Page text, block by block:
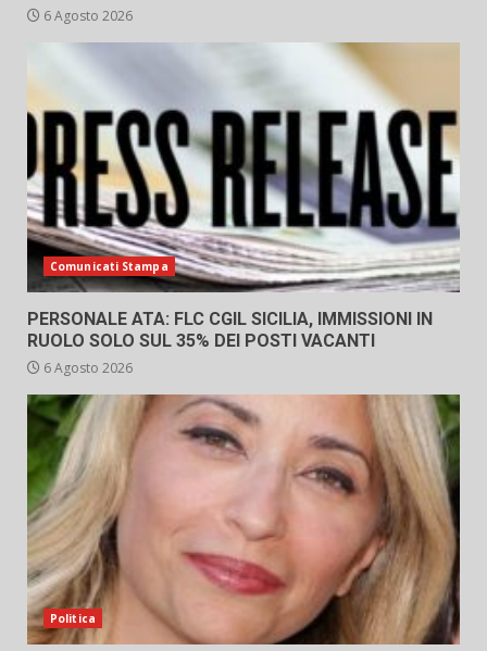
6 Agosto 2026
Comunicati Stampa
PERSONALE ATA: FLC CGIL SICILIA, IMMISSIONI IN
RUOLO SOLO SUL 35% DEI POSTI VACANTI
6 Agosto 2026
Politica